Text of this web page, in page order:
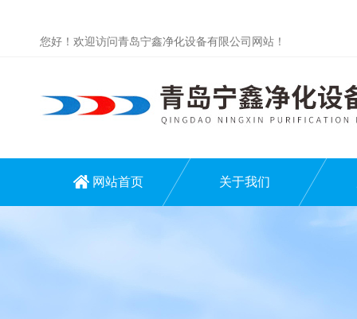
您好！欢迎访问青岛宁鑫净化设备有限公司网站！
网站首页 关于我们